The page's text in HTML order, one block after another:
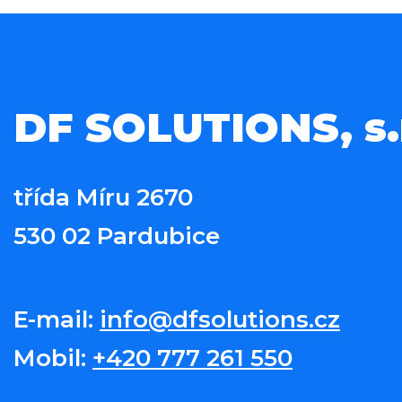
DF SOLUTIONS,
třída Míru 2670
530 02 Pardubice
E-mail: info@dfsolutions.cz
Mobil: +420 777 261 550